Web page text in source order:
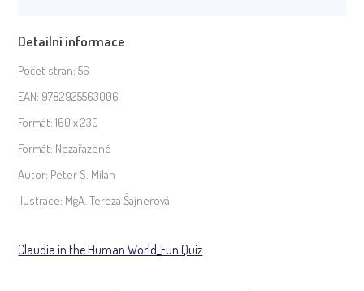
World
světě
lidí)
množství
Detailní informace
Počet stran: 56
EAN: 9782925563006
Formát: 160 x 230
Formát: Nezařazené
Autor: Peter S. Milan
Ilustrace: MgA. Tereza Šajnerová
Claudia in the Human World_Fun Quiz